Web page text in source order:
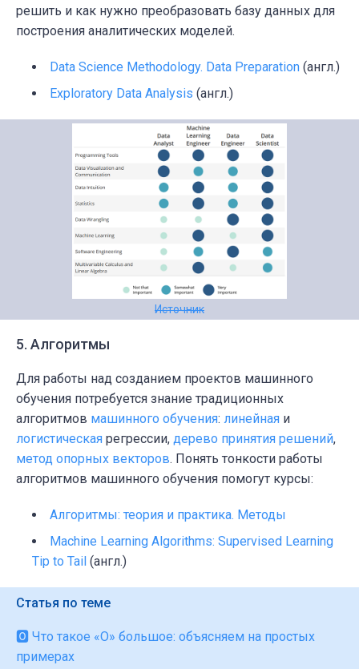
решить и как нужно преобразовать базу данных для
построения аналитических моделей.
Data Science Methodology. Data Preparation (англ.)
Exploratory Data Analysis (англ.)
Источник
5. Алгоритмы
Для работы над созданием проектов машинного
обучения потребуется знание традиционных
алгоритмов машинного обучения: линейная и
логистическая регрессии, дерево принятия решений,
метод опорных векторов. Понять тонкости работы
алгоритмов машинного обучения помогут курсы:
Алгоритмы: теория и практика. Методы
Machine Learning Algorithms: Supervised Learning
Tip to Tail (англ.)
Статья по теме
🅾️ Что такое «О» большое: объясняем на простых
примерах